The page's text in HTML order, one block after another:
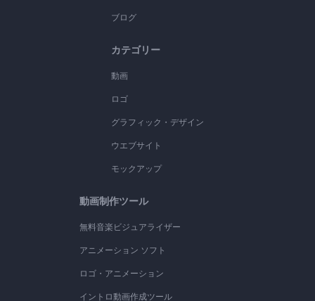
ブログ
カテゴリー
動画
ロゴ
グラフィック・デザイン
ウエブサイト
モックアップ
動画制作ツール
無料音楽ビジュアライザー
アニメーション ソフト
ロゴ・アニメーション
イントロ動画作成ツール